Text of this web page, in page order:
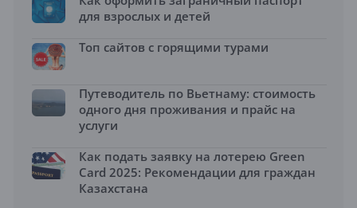
для взрослых и детей
Топ сайтов с горящими турами
Путеводитель по Вьетнаму: стоимость
одного дня проживания и прайс на
услуги
Как подать заявку на лотерею Green
Card 2025: Рекомендации для граждан
Казахстана